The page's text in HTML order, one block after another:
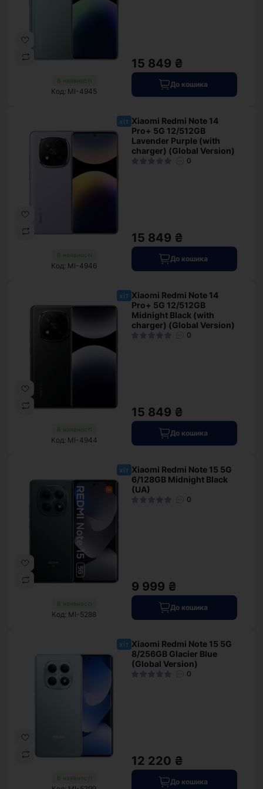
В наявності
Код: MI-4945
15 849 ₴
До кошика
хіт
В наявності
Код: MI-4946
Xiaomi Redmi Note 14
Pro+ 5G 12/512GB
Lavender Purple (with
charger) (Global Version)
0
15 849 ₴
До кошика
хіт
В наявності
Код: MI-4944
Xiaomi Redmi Note 14
Pro+ 5G 12/512GB
Midnight Black (with
charger) (Global Version)
0
15 849 ₴
До кошика
хіт
В наявності
Код: MI-5288
Xiaomi Redmi Note 15 5G
6/128GB Midnight Black
(UA)
0
9 999 ₴
До кошика
хіт
В наявності
Xiaomi Redmi Note 15 5G
8/256GB Glacier Blue
(Global Version)
0
12 220 ₴
До кошика